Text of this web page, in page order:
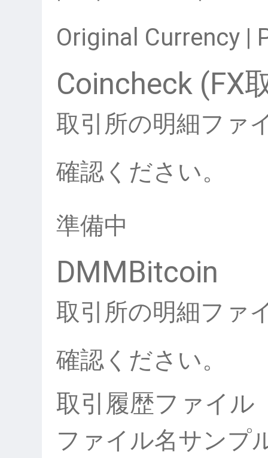
Original Currency |
Coincheck (FX
取引所の明細ファ
確認ください。
準備中
DMMBitcoin
取引所の明細ファ
確認ください。
取引履歴ファイル
ファイル名サンプ